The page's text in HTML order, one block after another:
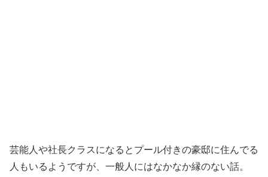
芸能人や社長クラスになるとプール付きの豪邸に住んでる
人もいるようですが、一般人にはなかなか縁のない話。